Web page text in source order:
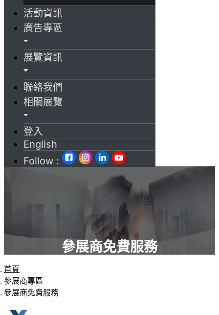
活動資訊
廣告專區
展覽資訊
聯絡我們
相關展覽
登入
English
Follow :
參展商免費服務
首頁
參展商專區
參展商免費服務